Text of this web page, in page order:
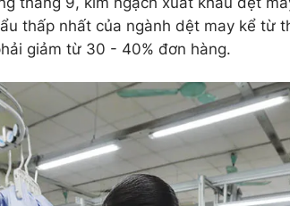
thấp nhất của ngành dệt may kể từ
giảm từ 30 - 40% đơn hàng.